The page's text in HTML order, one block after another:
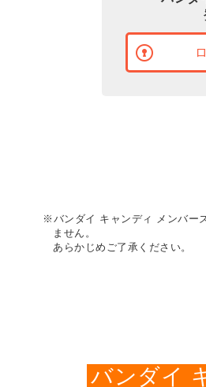
※バンダイ キャンディ メンバー
ません。
あらかじめご了承ください。
バンダイ